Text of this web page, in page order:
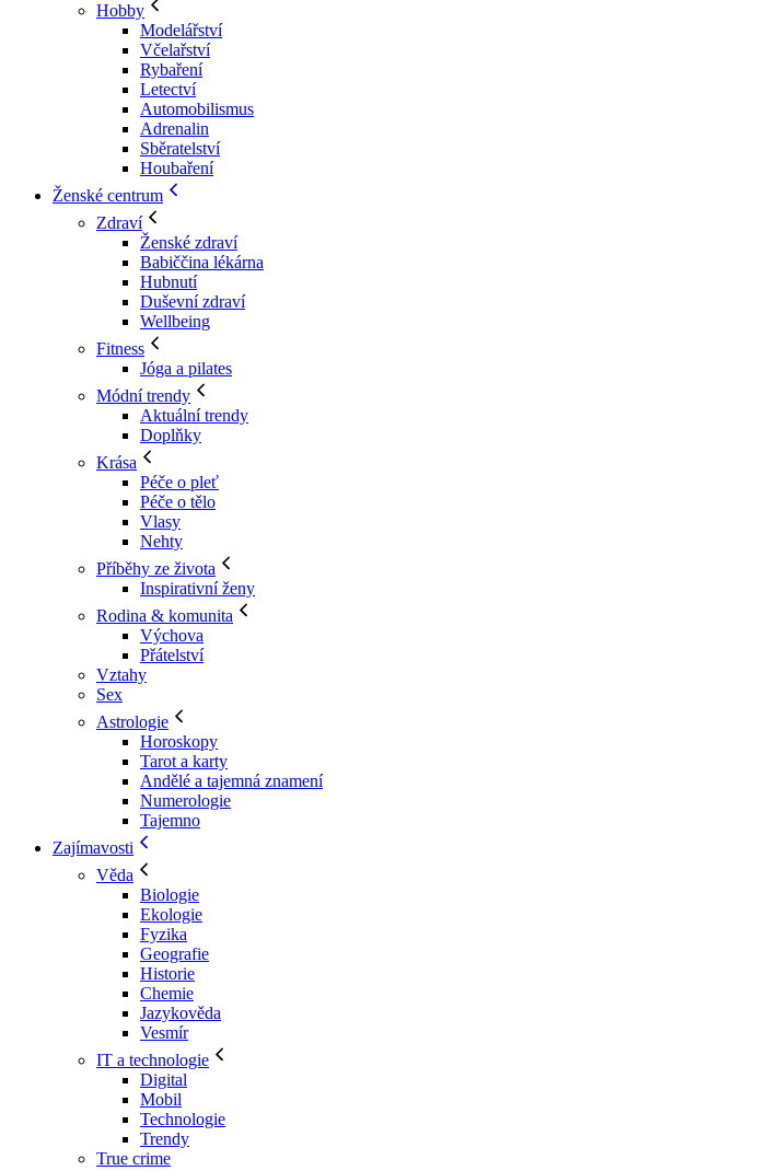
Hobby
Modelářství
Včelařství
Rybaření
Letectví
Automobilismus
Adrenalin
Sběratelství
Houbaření
Ženské centrum
Zdraví
Ženské zdraví
Babiččina lékárna
Hubnutí
Duševní zdraví
Wellbeing
Fitness
Jóga a pilates
Módní trendy
Aktuální trendy
Doplňky
Krása
Péče o pleť
Péče o tělo
Vlasy
Nehty
Příběhy ze života
Inspirativní ženy
Rodina & komunita
Výchova
Přátelství
Vztahy
Sex
Astrologie
Horoskopy
Tarot a karty
Andělé a tajemná znamení
Numerologie
Tajemno
Zajímavosti
Věda
Biologie
Ekologie
Fyzika
Geografie
Historie
Chemie
Jazykověda
Vesmír
IT a technologie
Digital
Mobil
Technologie
Trendy
True crime